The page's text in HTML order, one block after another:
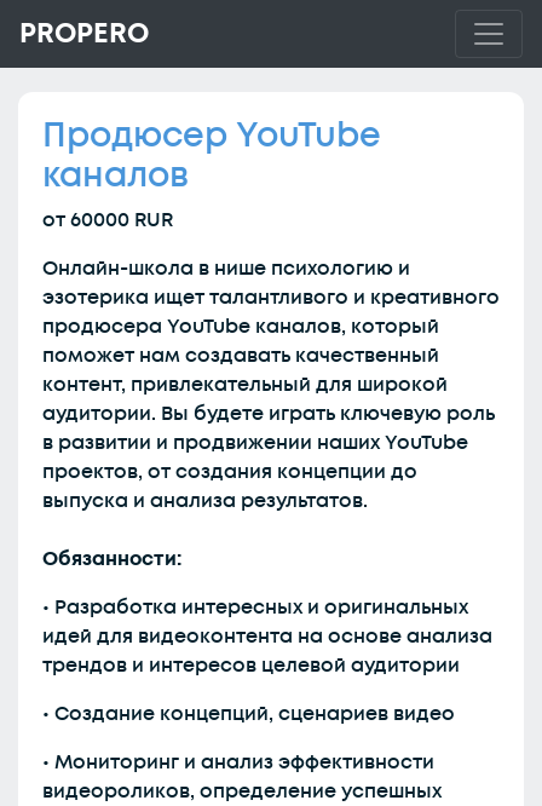
PROPERO
Продюсер YouTube
каналов
от 60000 RUR
Онлайн-школа в нише психологию и
эзотерика ищет талантливого и креативного
продюсера YouTube каналов, который
поможет нам создавать качественный
контент, привлекательный для широкой
аудитории. Вы будете играть ключевую роль
в развитии и продвижении наших YouTube
проектов, от создания концепции до
выпуска и анализа результатов.
Обязанности:
• Разработка интересных и оригинальных
идей для видеоконтента на основе анализа
трендов и интересов целевой аудитории
• Создание концепций, сценариев видео
• Мониторинг и анализ эффективности
видеороликов, определение успешных